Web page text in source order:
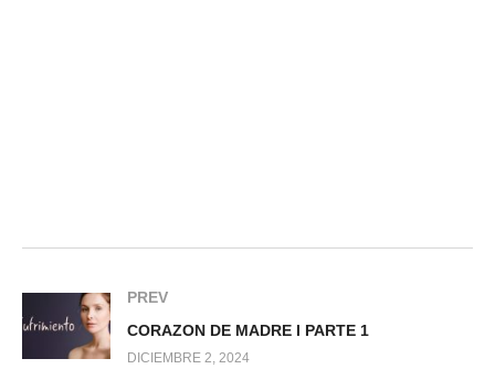
PREV
CORAZON DE MADRE l PARTE 1
DICIEMBRE 2, 2024